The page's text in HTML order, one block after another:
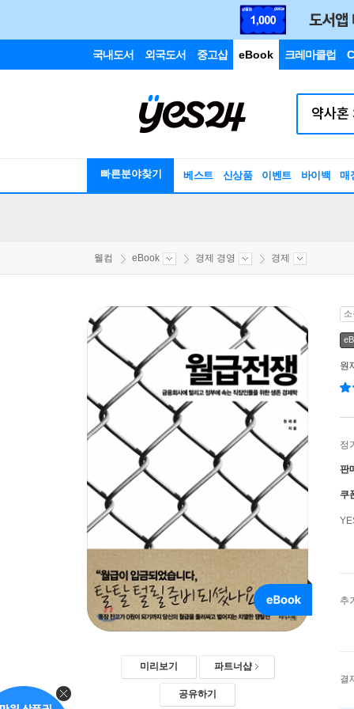
국내도서 외국도서 중고샵 eBook 크레마클럽
빠른분야찾기 베스트 신상품 이벤트 바이백 매
웰컴 eBook 경제 경영 경제
미리보기 파트너샵
공유하기
원
정
판
쿠
추
결